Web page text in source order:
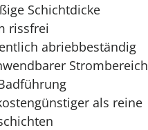
Schichtdicke
rissfrei
abriebbeständig
Strombereich
als reine